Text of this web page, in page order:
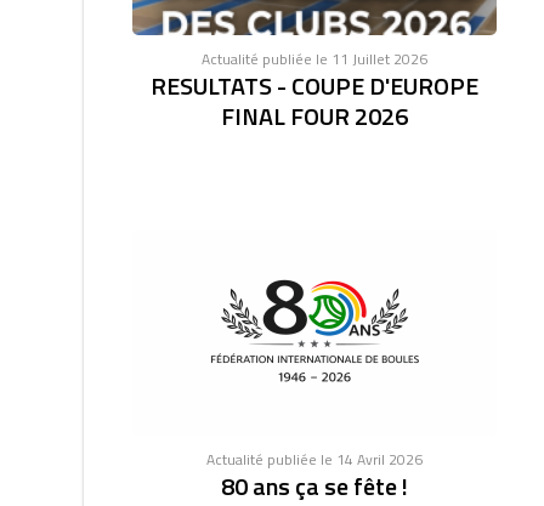
Actualité publiée le 11 Juillet 2026
RESULTATS - COUPE D'EUROPE
FINAL FOUR 2026
Actualité publiée le 14 Avril 2026
80 ans ça se fête !